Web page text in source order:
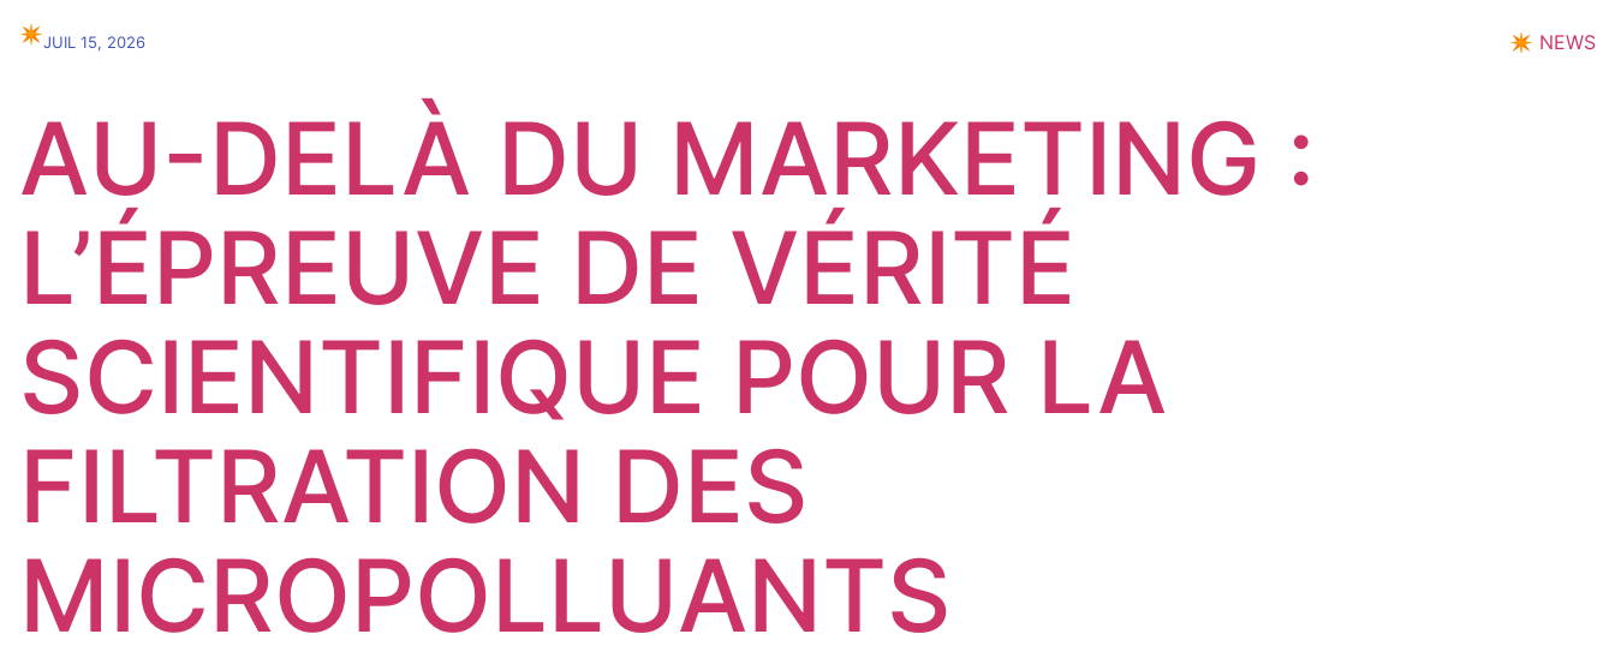
✴︎JUIL 15, 2026 ✴︎ NEWS
AU-DELÀ DU MARKETING :
L’ÉPREUVE DE VÉRITÉ
SCIENTIFIQUE POUR LA
FILTRATION DES
MICROPOLLUANTS